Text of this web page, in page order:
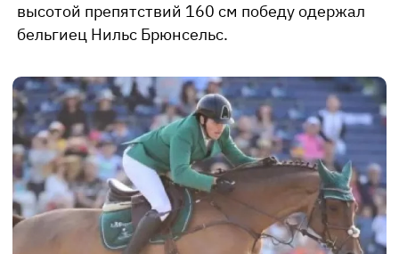
высотой препятствий 160 см победу одержал
бельгиец Нильс Брюнсельс.